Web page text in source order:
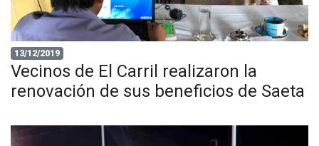
13/12/2019
Vecinos de El Carril realizaron la
renovación de sus beneficios de Saeta